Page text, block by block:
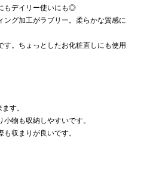
もデイリー使いにも◎
ング加工がラブリー。柔らかな質感に
す。ちょっとしたお化粧直しにも使用
す。
物も収納しやすいです。
収まりが良いです。